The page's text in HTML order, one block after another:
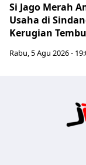
Si Jago Merah
Usaha di
Kerugian
Rabu, 5 Agu 2026 -